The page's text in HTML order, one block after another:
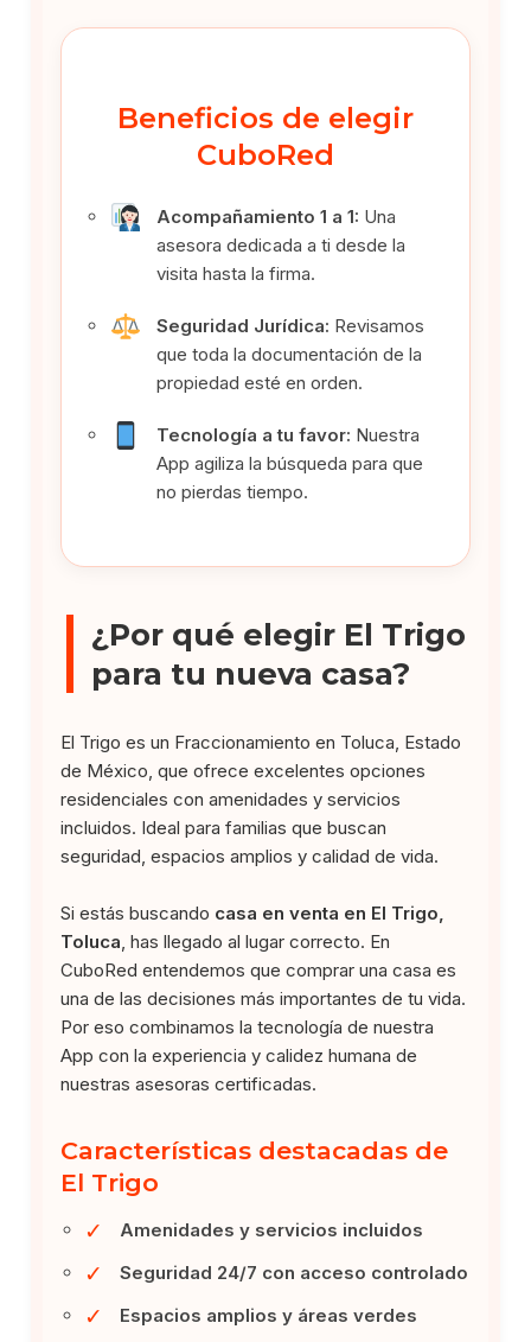
Beneficios de elegir
CuboRed
Acompañamiento 1 a 1: Una
asesora dedicada a ti desde la
visita hasta la firma.
Seguridad Jurídica: Revisamos
que toda la documentación de la
propiedad esté en orden.
Tecnología a tu favor: Nuestra
App agiliza la búsqueda para que
no pierdas tiempo.
¿Por qué elegir El Trigo
para tu nueva casa?
El Trigo es un Fraccionamiento en Toluca, Estado
de México, que ofrece excelentes opciones
residenciales con amenidades y servicios
incluidos. Ideal para familias que buscan
seguridad, espacios amplios y calidad de vida.
Si estás buscando casa en venta en El Trigo,
Toluca , has llegado al lugar correcto. En
CuboRed entendemos que comprar una casa es
una de las decisiones más importantes de tu vida.
Por eso combinamos la tecnología de nuestra
App con la experiencia y calidez humana de
nuestras asesoras certificadas.
Características destacadas de
El Trigo
✓ Amenidades y servicios incluidos
✓ Seguridad 24/7 con acceso controlado
✓ Espacios amplios y áreas verdes